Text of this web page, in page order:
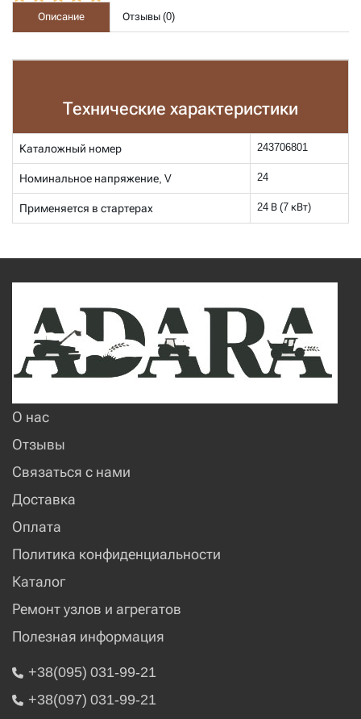
Описание
Отзывы (0)
Технические характеристики
Каталожный номер 243706801
Номинальное напряжение, V 24
Применяется в стартерах 24 В (7 кВт)
О нас
Отзывы
Связаться с нами
Доставка
Оплата
Политика конфиденциальности
Каталог
Ремонт узлов и агрегатов
Полезная информация
+38(095) 031-99-21
+38(097) 031-99-21